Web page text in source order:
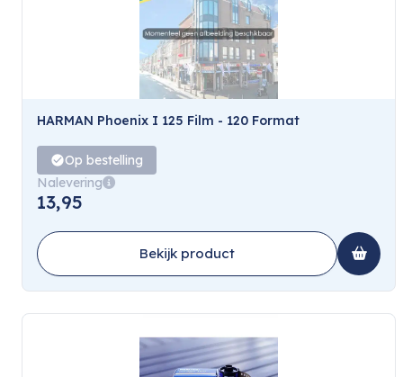
HARMAN Phoenix I 125 Film - 120 Format
Op bestelling
Nalevering
13,95
Bekijk product